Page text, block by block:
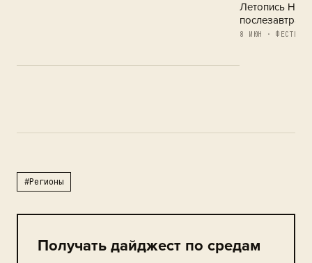
Летопись
послезавтра
8 ИЮН ·
#Регионы
Получать дайджест по средам